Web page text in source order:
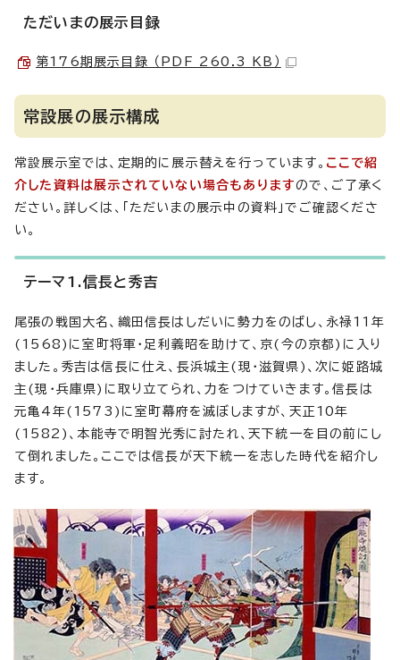
ただいまの展示目録
第176期展示目録 （PDF 260.3 KB）
常設展の展示構成
常設展示室では、定期的に展示替えを行っています。 ここで紹
介した資料は展示されていない場合もありますので、ご了承く
ださい。詳しくは、「ただいまの展示中の資料」でご確認くださ
い。
テーマ1.信長と秀吉
尾張の戦国大名、織田信長はしだいに勢力をのばし、永禄11年
(1568)に室町将軍・足利義昭を助けて、京(今の京都)に入り
ました。秀吉は信長に仕え、長浜城主(現・滋賀県)、次に姫路城
主(現・兵庫県)に取り立てられ、力をつけていきます。信長は
元亀4年(1573)に室町幕府を滅ぼしますが、天正10年
(1582)、本能寺で明智光秀に討たれ、天下統一を目の前にし
て倒れました。ここでは信長が天下統一を志した時代を紹介し
ます。